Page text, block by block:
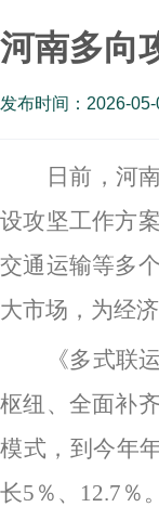
河南多向
发布时间：2026-05-
日前，河
设攻坚工作方
交通运输等多
大市场，为经
《多式联
枢纽、全面补
模式，到今年
长5％、12.7％。